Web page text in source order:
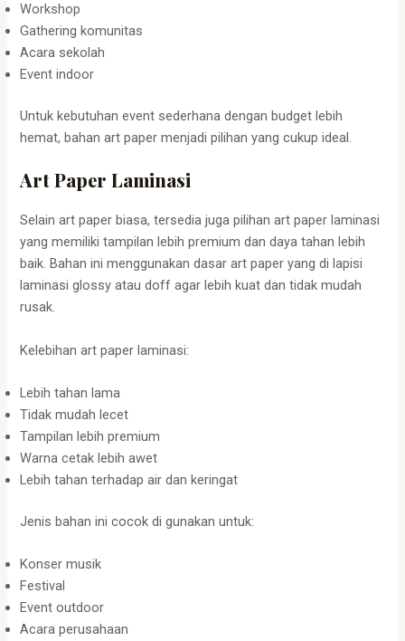
Workshop
Gathering komunitas
Acara sekolah
Event indoor
Untuk kebutuhan event sederhana dengan budget lebih
hemat, bahan art paper menjadi pilihan yang cukup ideal.
Art Paper Laminasi
Selain art paper biasa, tersedia juga pilihan art paper laminasi
yang memiliki tampilan lebih premium dan daya tahan lebih
baik. Bahan ini menggunakan dasar art paper yang di lapisi
laminasi glossy atau doff agar lebih kuat dan tidak mudah
rusak.
Kelebihan art paper laminasi:
Lebih tahan lama
Tidak mudah lecet
Tampilan lebih premium
Warna cetak lebih awet
Lebih tahan terhadap air dan keringat
Jenis bahan ini cocok di gunakan untuk:
Konser musik
Festival
Event outdoor
Acara perusahaan